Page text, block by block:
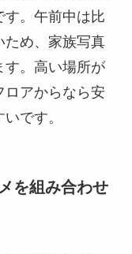
す。午前中は比
ため、家族写真
す。高い場所が
ロアからなら安
です。
を組み合わせ